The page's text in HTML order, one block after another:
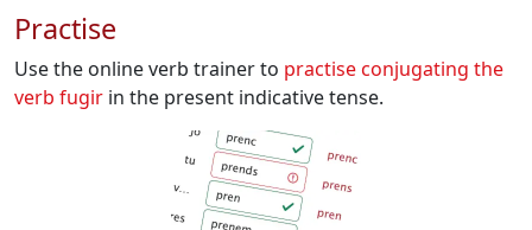
Practise
Use the online verb trainer to practise conjugating the
verb fugir in the present indicative tense.